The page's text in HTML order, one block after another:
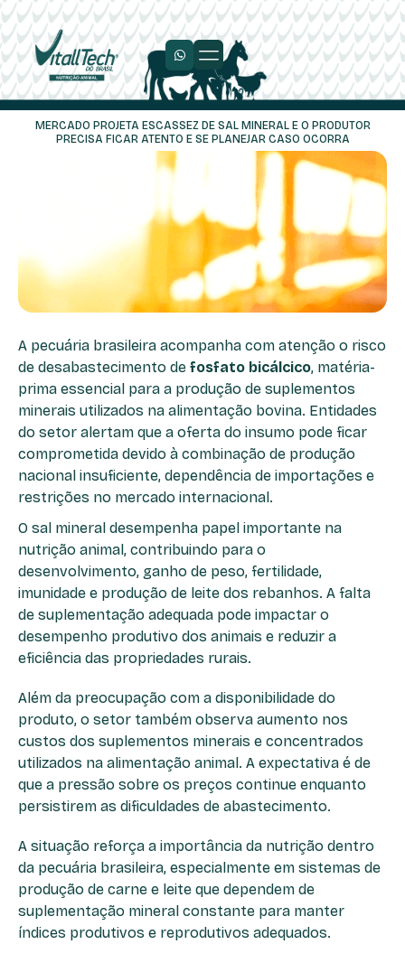
MERCADO PROJETA ESCASSEZ DE SAL MINERAL E O PRODUTOR
PRECISA FICAR ATENTO E SE PLANEJAR CASO OCORRA
A pecuária brasileira acompanha com atenção o risco
de desabastecimento de fosfato bicálcico, matéria-
prima essencial para a produção de suplementos
minerais utilizados na alimentação bovina. Entidades
do setor alertam que a oferta do insumo pode ficar
comprometida devido à combinação de produção
nacional insuficiente, dependência de importações e
restrições no mercado internacional.
O sal mineral desempenha papel importante na
nutrição animal, contribuindo para o
desenvolvimento, ganho de peso, fertilidade,
imunidade e produção de leite dos rebanhos. A falta
de suplementação adequada pode impactar o
desempenho produtivo dos animais e reduzir a
eficiência das propriedades rurais.
Além da preocupação com a disponibilidade do
produto, o setor também observa aumento nos
custos dos suplementos minerais e concentrados
utilizados na alimentação animal. A expectativa é de
que a pressão sobre os preços continue enquanto
persistirem as dificuldades de abastecimento.
A situação reforça a importância da nutrição dentro
da pecuária brasileira, especialmente em sistemas de
produção de carne e leite que dependem de
suplementação mineral constante para manter
índices produtivos e reprodutivos adequados.